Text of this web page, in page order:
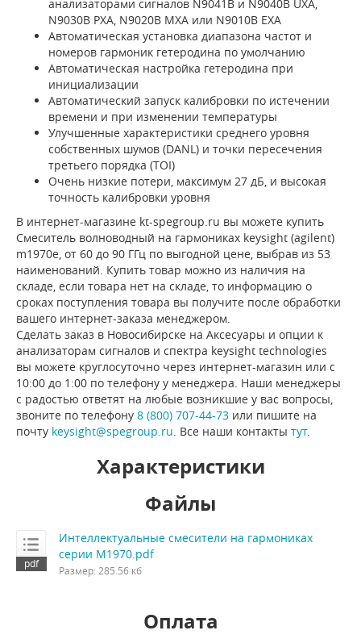
анализаторами сигналов N9041B и N9040B UXA,
N9030B PXA, N9020B MXA или N9010B EXA
Автоматическая установка диапазона частот и
номеров гармоник гетеродина по умолчанию
Автоматическая настройка гетеродина при
инициализации
Автоматический запуск калибровки по истечении
времени и при изменении температуры
Улучшенные характеристики среднего уровня
собственных шумов (DANL) и точки пересечения
третьего порядка (TOI)
Очень низкие потери, максимум 27 дБ, и высокая
точность калибровки уровня
В интернет-магазине kt-spegroup.ru вы можете купить
Смеситель волноводный на гармониках keysight (agilent)
m1970e, от 60 до 90 ГГц по выгодной цене, выбрав из 53
наименований. Купить товар можно из наличия на
складе, если товара нет на складе, то информацию о
сроках поступления товара вы получите после обработки
вашего интернет-заказа менеджером.
Сделать заказ в Новосибирске на Аксесуары и опции к
анализаторам сигналов и спектра keysight technologies
вы можете круглосуточно через интернет-магазин или с
10:00 до 1:00 по телефону у менеджера. Наши менеджеры
с радостью ответят на любые возникшие у вас вопросы,
звоните по телефону 8 (800) 707-44-73 или пишите на
почту keysight@spegroup.ru. Все наши контакты тут.
Характеристики
Файлы
Интеллектуальные смесители на гармониках
серии M1970.pdf
Размер: 285.56 кб
Оплата